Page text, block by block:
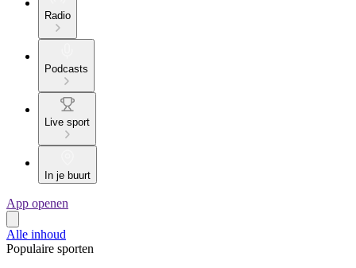
Radio
Podcasts
Live sport
In je buurt
App openen
Alle inhoud
Populaire sporten